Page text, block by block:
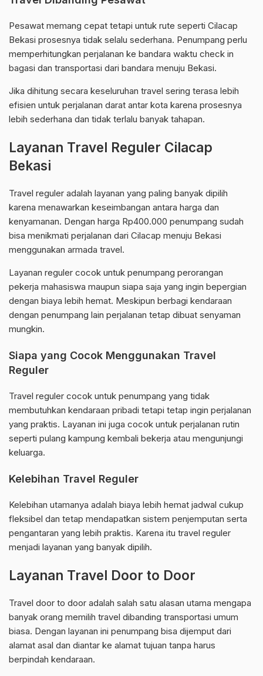
Pesawat memang cepat tetapi untuk rute seperti Cilacap
Bekasi prosesnya tidak selalu sederhana. Penumpang perlu
memperhitungkan perjalanan ke bandara waktu check in
bagasi dan transportasi dari bandara menuju Bekasi.
Jika dihitung secara keseluruhan travel sering terasa lebih
efisien untuk perjalanan darat antar kota karena prosesnya
lebih sederhana dan tidak terlalu banyak tahapan.
Layanan Travel Reguler Cilacap
Bekasi
Travel reguler adalah layanan yang paling banyak dipilih
karena menawarkan keseimbangan antara harga dan
kenyamanan. Dengan harga Rp400.000 penumpang sudah
bisa menikmati perjalanan dari Cilacap menuju Bekasi
menggunakan armada travel.
Layanan reguler cocok untuk penumpang perorangan
pekerja mahasiswa maupun siapa saja yang ingin bepergian
dengan biaya lebih hemat. Meskipun berbagi kendaraan
dengan penumpang lain perjalanan tetap dibuat senyaman
mungkin.
Siapa yang Cocok Menggunakan Travel
Reguler
Travel reguler cocok untuk penumpang yang tidak
membutuhkan kendaraan pribadi tetapi tetap ingin perjalanan
yang praktis. Layanan ini juga cocok untuk perjalanan rutin
seperti pulang kampung kembali bekerja atau mengunjungi
keluarga.
Kelebihan Travel Reguler
Kelebihan utamanya adalah biaya lebih hemat jadwal cukup
fleksibel dan tetap mendapatkan sistem penjemputan serta
pengantaran yang lebih praktis. Karena itu travel reguler
menjadi layanan yang banyak dipilih.
Layanan Travel Door to Door
Travel door to door adalah salah satu alasan utama mengapa
banyak orang memilih travel dibanding transportasi umum
biasa. Dengan layanan ini penumpang bisa dijemput dari
alamat asal dan diantar ke alamat tujuan tanpa harus
berpindah kendaraan.